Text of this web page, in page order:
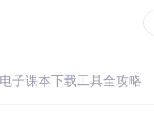
子课本下载工具全攻略